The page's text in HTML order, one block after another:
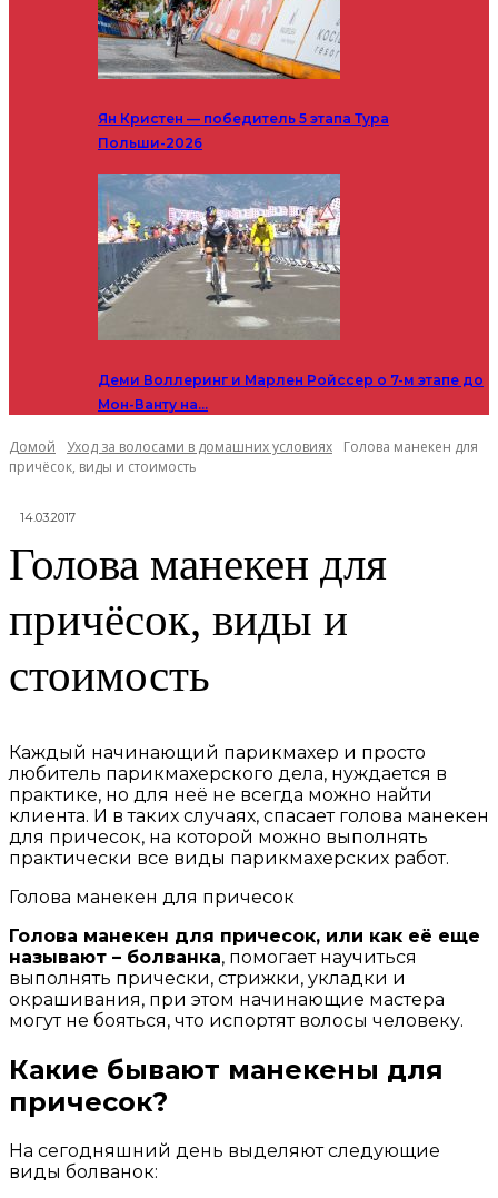
Ян Кристен — победитель 5 этапа Тура
Польши-2026
Деми Воллеринг и Марлен Ройссер о 7-м этапе до
Мон-Ванту на…
Домой Уход за волосами в домашних условиях
Голова манекен для
причёсок, виды и стоимость
14.03.2017
Голова манекен для
причёсок, виды и
стоимость
Каждый начинающий парикмахер и просто
любитель парикмахерского дела, нуждается в
практике, но для неё не всегда можно найти
клиента. И в таких случаях, спасает голова манекен
для причесок, на которой можно выполнять
практически все виды парикмахерских работ.
Голова манекен для причесок
Голова манекен для причесок, или как её еще
называют – болванка, помогает научиться
выполнять прически, стрижки, укладки и
окрашивания, при этом начинающие мастера
могут не бояться, что испортят волосы человеку.
Какие бывают манекены для
причесок?
На сегодняшний день выделяют следующие
виды болванок: